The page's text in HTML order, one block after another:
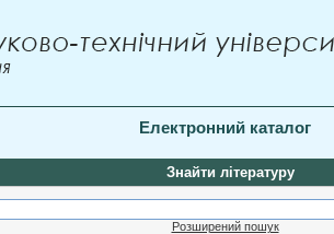
Електронний каталог
Знайти літературу
Розширений пошук